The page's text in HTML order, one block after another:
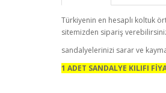
Türkiyenin en hesaplı koltuk
sitemizden sipariş
sandalyelerinizi sarar ve
1 ADET SANDALYE KILIFI